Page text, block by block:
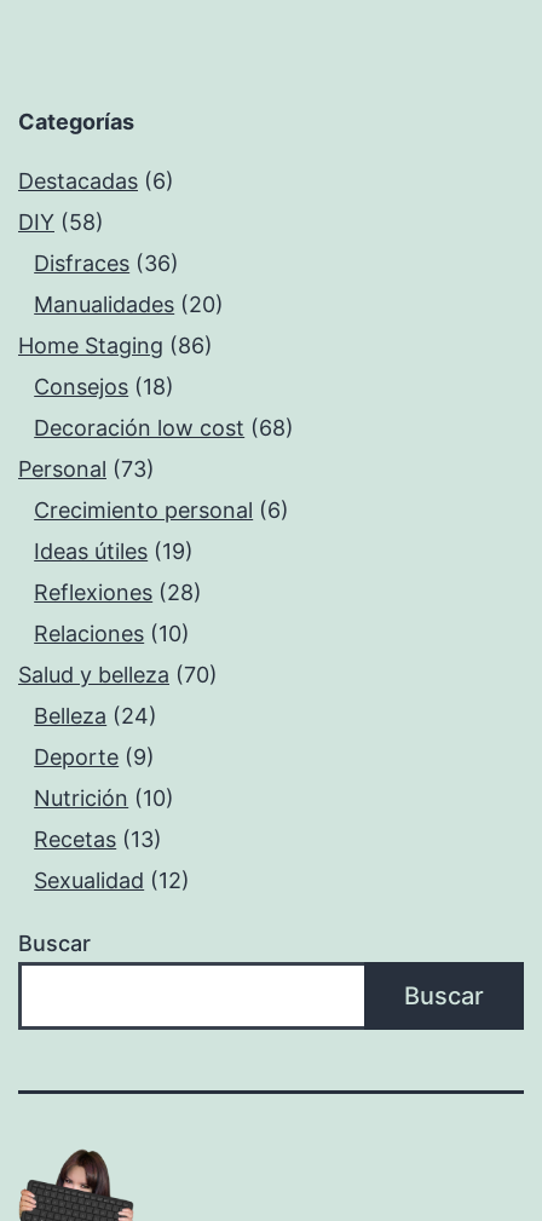
Categorías
Destacadas (6)
DIY (58)
Disfraces (36)
Manualidades (20)
Home Staging (86)
Consejos (18)
Decoración low cost (68)
Personal (73)
Crecimiento personal (6)
Ideas útiles (19)
Reflexiones (28)
Relaciones (10)
Salud y belleza (70)
Belleza (24)
Deporte (9)
Nutrición (10)
Recetas (13)
Sexualidad (12)
Buscar
Buscar